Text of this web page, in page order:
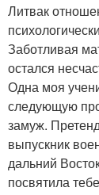
Литвак
Заботливая
остался
Одна моя
следующую
замуж.
выпускник
дальний
посвятила